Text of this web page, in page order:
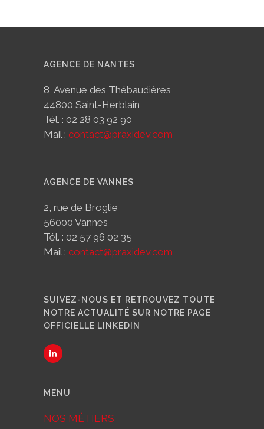
AGENCE DE NANTES
8, Avenue des Thébaudières
44800 Saint-Herblain
Tél. : 02 28 03 92 90
Mail : contact@praxidev.com
AGENCE DE VANNES
2, rue de Broglie
56000 Vannes
Tél. : 02 57 96 02 35
Mail : contact@praxidev.com
SUIVEZ-NOUS ET RETROUVEZ TOUTE
NOTRE ACTUALITÉ SUR NOTRE PAGE
OFFICIELLE LINKEDIN
MENU
NOS MÉTIERS